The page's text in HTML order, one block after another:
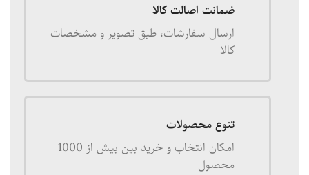
ضمانت اصالت کالا
ارسال سفارشات، طبق تصویر و مشخصات
کالا
تنوع محصولات
امکان انتخاب و خرید بین بیش از 1000
محصول